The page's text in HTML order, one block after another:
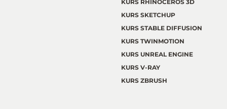
KURS RHINOCEROS 3D
KURS SKETCHUP
KURS STABLE DIFFUSION
KURS TWINMOTION
KURS UNREAL ENGINE
KURS V-RAY
KURS ZBRUSH